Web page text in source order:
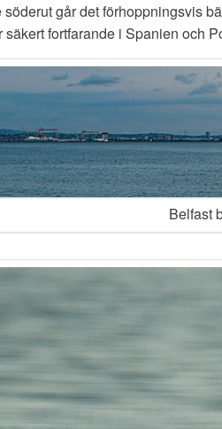
går det förhoppningsvis
fortfarande i Spanien och
Belfast